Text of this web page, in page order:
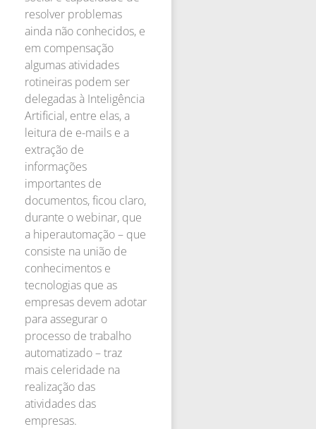
resolver problemas
ainda não conhecidos, e
em compensação
algumas atividades
rotineiras podem ser
delegadas à Inteligência
Artificial, entre elas, a
leitura de e-mails e a
extração de
informações
importantes de
documentos, ficou claro,
durante o webinar, que
a hiperautomação – que
consiste na união de
conhecimentos e
tecnologias que as
empresas devem adotar
para assegurar o
processo de trabalho
automatizado – traz
mais celeridade na
realização das
atividades das
empresas.